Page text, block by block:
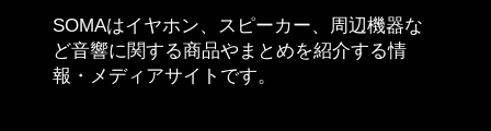
SOMAはイヤホン、スピーカー、周辺機器な
ど音響に関する商品やまとめを紹介する情
報・メディアサイトです。